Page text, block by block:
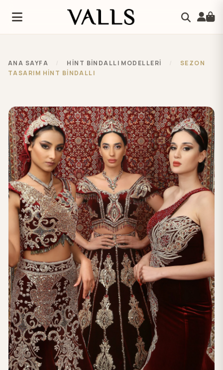
ANA SAYFA HINT BINDALLI MODELLERI
SEZON
TASARIM HİNT BİNDALLI